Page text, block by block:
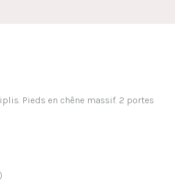
Pieds en chêne massif. 2 portes